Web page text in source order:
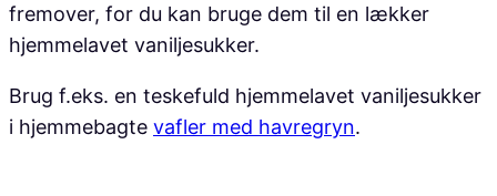
fremover, for du kan bruge dem til en lækker
hjemmelavet vaniljesukker.
Brug f.eks. en teskefuld hjemmelavet vaniljesukker
i hjemmebagte vafler med havregryn.